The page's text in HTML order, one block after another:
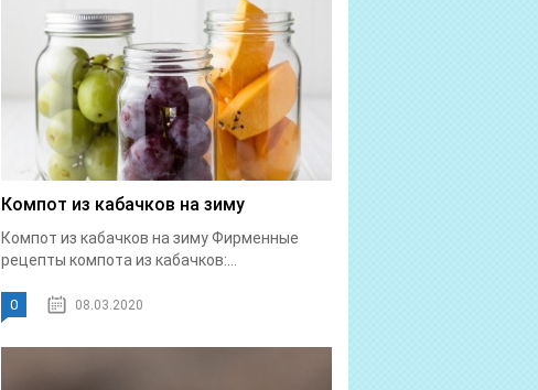
Компот из кабачков на зиму
Компот из кабачков на зиму Фирменные
рецепты компота из кабачков:...
0 08.03.2020